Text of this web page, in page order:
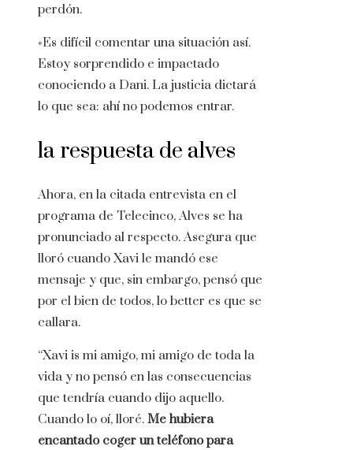
perdón.
«Es difícil comentar una situación así.
Estoy sorprendido e impactado
conociendo a Dani. La justicia dictará
lo que sea: ahí no podemos entrar.
la respuesta de alves
Ahora, en la citada entrevista en el
programa de Telecinco, Alves se ha
pronunciado al respecto. Asegura que
lloró cuando Xavi le mandó ese
mensaje y que, sin embargo, pensó que
por el bien de todos, lo better es que se
callara.
“Xavi is mi amigo, mi amigo de toda la
vida y no pensó en las consecuencias
que tendría cuando dijo aquello.
Cuando lo oí, lloré. Me hubiera
encantado coger un teléfono para